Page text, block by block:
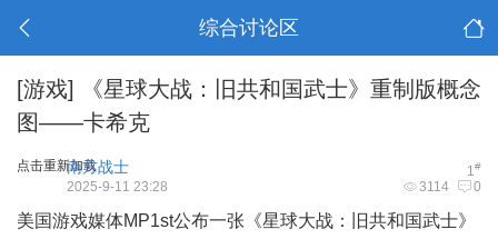
综合讨论区
[游戏]
《星球大战：旧共和国武士》重制版概念
图——卡希克
点击重新加载 1#
南方战士
3114 0
2025-9-11 23:28
美国游戏媒体MP1st公布一张《星球大战：旧共和国武士》